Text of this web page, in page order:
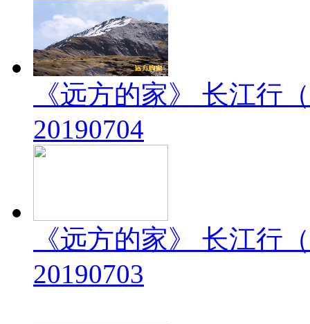
《远方的家》 长江行
20190704
《远方的家》 长江行
20190703